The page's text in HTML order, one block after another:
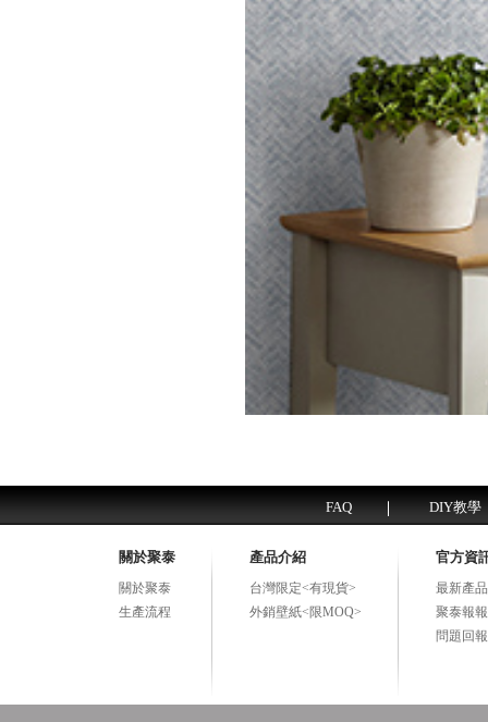
FAQ DIY教學
關於聚泰
關於聚泰
生產流程
產品介紹
台灣限定<有現貨>
外銷壁紙<限MOQ>
官方資
最新產
聚泰報報
問題回報